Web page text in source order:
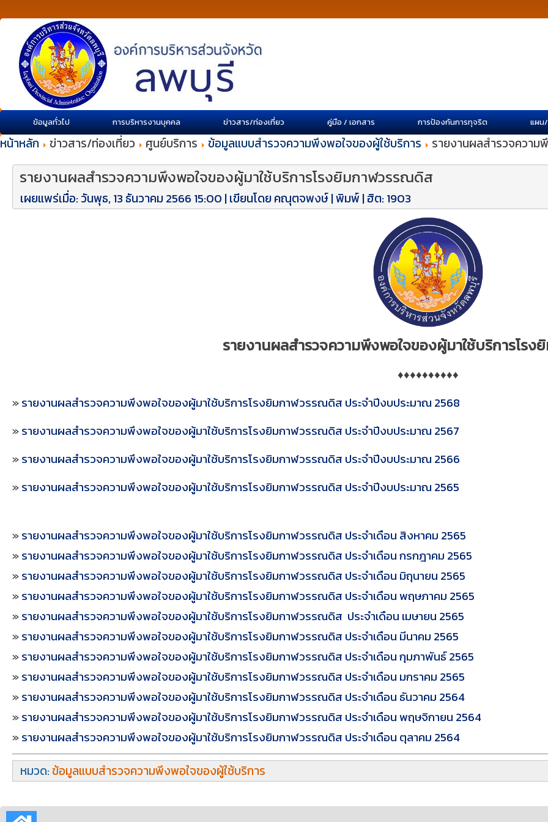
ข้อมูลทั่วไป การบริหารงานบุคคล ข่าวสาร/ท่องเที่ยว คู่มือ / เอกสาร การป้องกันการทุจริต แผน
หน้าหลัก ข่าวสาร/ท่องเที่ยว ศูนย์บริการ ข้อมูลแบบสำรวจความพึงพอใจของผู้ใช้บริการ รายงานผลสำรวจควา
รายงานผลสำรวจความพึงพอใจของผู้มาใช้บริการโรงยิมกาฬวรรณดิส
เผยแพร่เมื่อ: วันพุธ, 13 ธันวาคม 2566 15:00 |เขียนโดย คณุตจพงษ์|พิมพ์ | ฮิต: 1903
รายงานผลสำรวจความพึงพอใจของผู้มาใช้บริการโร
♦♦♦♦♦♦♦♦♦♦
»รายงานผลสำรวจความพึงพอใจของผู้มาใช้บริการโรงยิมกาฬวรรณดิส ประจำปีงบประมาณ 2568
»รายงานผลสำรวจความพึงพอใจของผู้มาใช้บริการโรงยิมกาฬวรรณดิส ประจำปีงบประมาณ 2567
»รายงานผลสำรวจความพึงพอใจของผู้มาใช้บริการโรงยิมกาฬวรรณดิส ประจำปีงบประมาณ 2566
»รายงานผลสำรวจความพึงพอใจของผู้มาใช้บริการโรงยิมกาฬวรรณดิส ประจำปีงบประมาณ 2565
»รายงานผลสำรวจความพึงพอใจของผู้มาใช้บริการโรงยิมกาฬวรรณดิส ประจำเดือน สิงหาคม 2565
»รายงานผลสำรวจความพึงพอใจของผู้มาใช้บริการโรงยิมกาฬวรรณดิส ประจำเดือน กรกฎาคม 2565
»รายงานผลสำรวจความพึงพอใจของผู้มาใช้บริการโรงยิมกาฬวรรณดิส ประจำเดือน มิถุนายน 2565
»รายงานผลสำรวจความพึงพอใจของผู้มาใช้บริการโรงยิมกาฬวรรณดิส ประจำเดือน พฤษภาคม 2565
»รายงานผลสำรวจความพึงพอใจของผู้มาใช้บริการโรงยิมกาฬวรรณดิส ประจำเดือน เมษายน 2565
»รายงานผลสำรวจความพึงพอใจของผู้มาใช้บริการโรงยิมกาฬวรรณดิส ประจำเดือน มีนาคม 2565
»รายงานผลสำรวจความพึงพอใจของผู้มาใช้บริการโรงยิมกาฬวรรณดิส ประจำเดือน กุมภาพันธ์ 2565
»รายงานผลสำรวจความพึงพอใจของผู้มาใช้บริการโรงยิมกาฬวรรณดิส ประจำเดือน มกราคม 2565
»รายงานผลสำรวจความพึงพอใจของผู้มาใช้บริการโรงยิมกาฬวรรณดิส ประจำเดือน ธันวาคม 2564
»รายงานผลสำรวจความพึงพอใจของผู้มาใช้บริการโรงยิมกาฬวรรณดิส ประจำเดือน พฤษจิกายน 2564
»รายงานผลสำรวจความพึงพอใจของผู้มาใช้บริการโรงยิมกาฬวรรณดิส ประจำเดือน ตุลาคม 2564
หมวด:ข้อมูลแบบสำรวจความพึงพอใจของผู้ใช้บริการ